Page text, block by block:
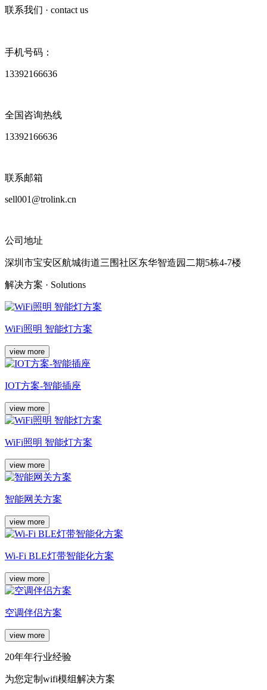
联系我们 · contact us
手机号码：
13392166636
全国咨询热线
13392166636
联系邮箱
sell001@trolink.cn
公司地址
深圳市宝安区航城街道三围社区东华智造园二期5栋4-7楼
解决方案 · Solutions
WiFi照明 智能灯方案
view more
IOT方案-智能插座
view more
WiFi照明 智能灯方案
view more
智能网关方案
view more
Wi-Fi BLE灯带智能化方案
view more
空调伴侣方案
view more
20年年行业经验
为您定制wifi模组解决方案